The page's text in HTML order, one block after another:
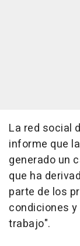
La red social
informe que
generado un
que ha
parte de los
condiciones
trabajo".